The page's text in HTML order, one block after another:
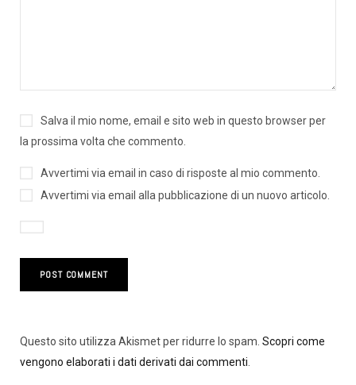
Salva il mio nome, email e sito web in questo browser per
la prossima volta che commento.
Avvertimi via email in caso di risposte al mio commento.
Avvertimi via email alla pubblicazione di un nuovo articolo.
Questo sito utilizza Akismet per ridurre lo spam. Scopri come
vengono elaborati i dati derivati dai commenti.